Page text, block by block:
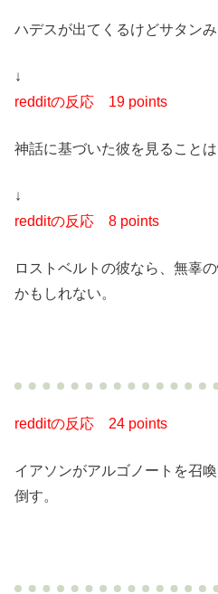
ハデスが出てくるけどサタンみ
↓
redditの反応 19 points
神話に基づいた彼を見ることは
↓
redditの反応 8 points
ロストベルトの彼なら、無辜
かもしれない。
redditの反応 24 points
イアソンがアルゴノートを召
倒す。